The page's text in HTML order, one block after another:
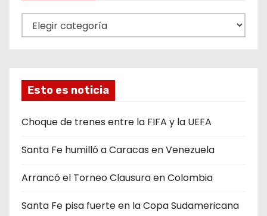
a
o
r
a
Esto es noticia
Choque de trenes entre la FIFA y la UEFA
Santa Fe humilló a Caracas en Venezuela
Arrancó el Torneo Clausura en Colombia
Santa Fe pisa fuerte en la Copa Sudamericana